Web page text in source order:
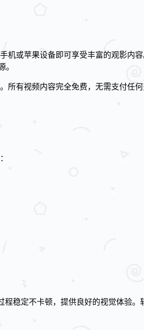
或苹果设备即可享受丰富的观影内
。
有视频内容完全免费，无需支付任
稳定不卡顿，提供良好的视觉体验。